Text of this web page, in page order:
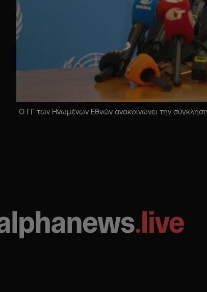
Ο ΓΓ των Ηνωμένων Εθνών ανακοινώνει την